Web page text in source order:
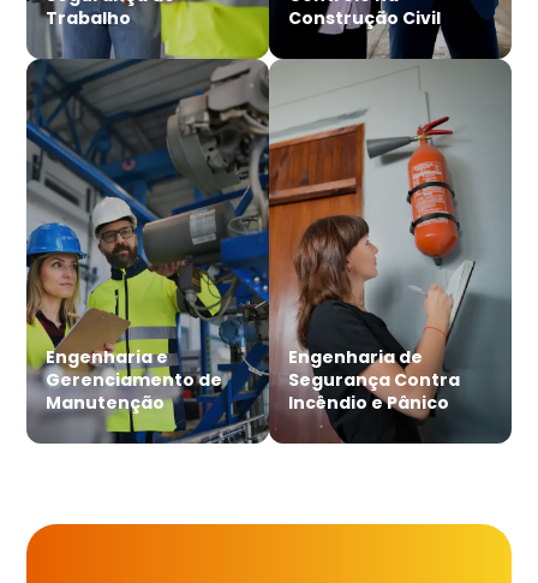
Trabalho
Construção Civil
Engenharia e
Gerenciamento de
Manutenção
Engenharia de
Segurança Contra
Incêndio e Pânico